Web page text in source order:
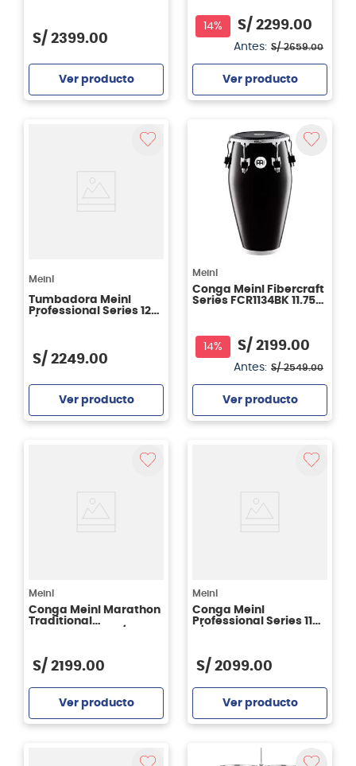
S/ 2399.00
Ver producto
14% S/ 2299.00
Antes: S/ 2659.00
Ver producto
Meinl
Tumbadora Meinl
Professional Series 12
S/ 2249.00
Ver producto
Meinl
Conga Meinl Fibercraft
Series FCR1134BK 11.75″
14% S/ 2199.00
Antes: S/ 2549.00
Ver producto
Meinl
Conga Meinl Marathon
Traditional
S/ 2199.00
Ver producto
Meinl
Conga Meinl
Professional Series 11
S/ 2099.00
Ver producto